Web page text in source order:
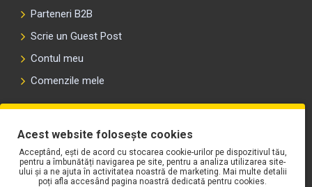
Parteneri B2B
Scrie un Guest Post
Contul meu
Comenzile mele
Acest website folosește cookies
Acceptând, ești de acord cu stocarea cookie-urilor pe dispozitivul tău,
pentru a îmbunătăți navigarea pe site, pentru a analiza utilizarea site-
ului și a ne ajuta în activitatea noastră de marketing. Mai multe detalii
poți afla accesând pagina noastră dedicată pentru cookies.